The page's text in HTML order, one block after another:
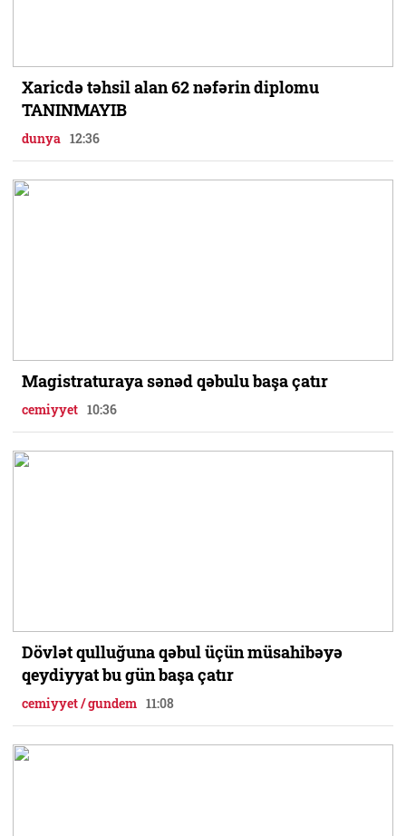
Xaricdə təhsil alan 62 nəfərin diplomu
TANINMAYIB
dunya 12:36
Magistraturaya sənəd qəbulu başa çatır
cemiyyet 10:36
Dövlət qulluğuna qəbul üçün müsahibəyə
qeydiyyat bu gün başa çatır
cemiyyet / gundem 11:08